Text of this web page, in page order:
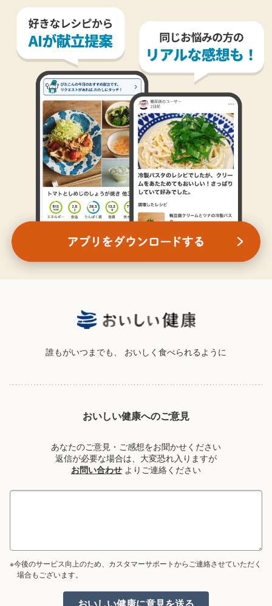
誰もがいつまでも、 おいしく食べられるように
おいしい健康へのご意見
あなたのご意見・ご感想をお聞かせください
返信が必要な場合は、大変恐れ入りますが
お問い合わせ よりご連絡ください
※今後のサービス向上のため、カスタマーサポートからご連絡させていただく
場合もございます。